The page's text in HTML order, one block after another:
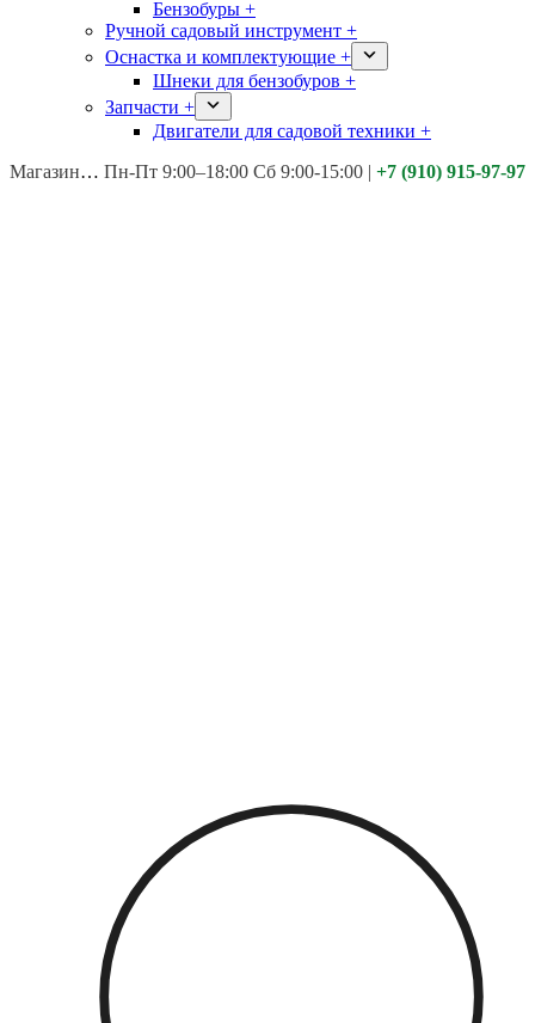
Бензобуры +
Ручной садовый инструмент +
Оснастка и комплектующие +
Шнеки для бензобуров +
Запчасти +
Двигатели для садовой техники +
Магазины: Калуга ул. Московская д.113
Пн-Пт 9:00–18:00 Сб 9:00-15:00 | +7 (910) 915-97-97